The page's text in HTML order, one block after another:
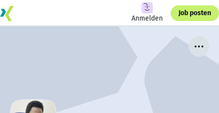
Anmelden
Job posten